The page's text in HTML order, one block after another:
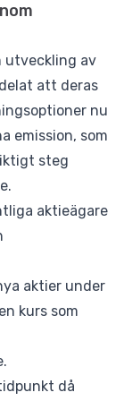
utveckling av
att deras
nu
emission, som
steg
aktieägare
aktier under
kurs som
då